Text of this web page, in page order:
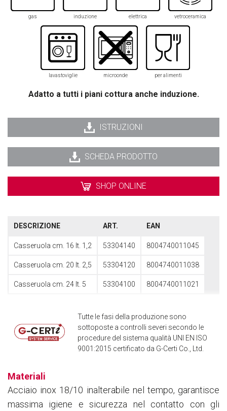
gas induzione elettrica vetroceramica
lavastoviglie microonde per alimenti
Adatto a tutti i piani cottura anche induzione.
ISTRUZIONI
SCHEDA PRODOTTO
SHOP ONLINE
DESCRIZIONE ART. EAN
Casseruola cm. 16 lt. 1,2 53304140 8004740011045
Casseruola cm. 20 lt. 2,5 53304120 8004740011038
Casseruola cm. 24 lt. 5 53304100 8004740011021
Tutte le fasi della produzione sono
sottoposte a controlli severi secondo le
procedure del sistema qualità UNI EN ISO
9001:2015 certificato da G-Certi Co., Ltd.
Materiali
Acciaio inox 18/10 inalterabile nel tempo, garantisce
massima igiene e sicurezza nel contatto con gli